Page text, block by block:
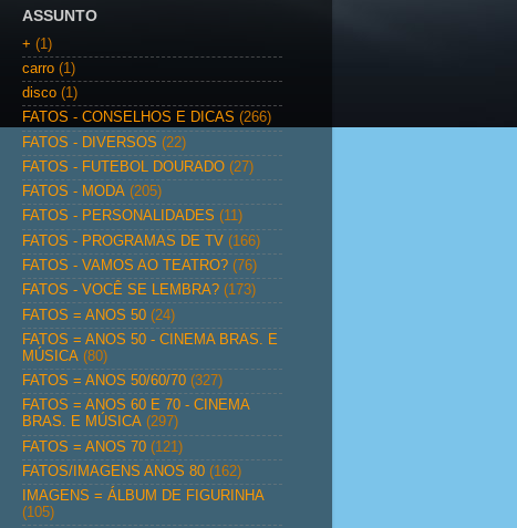
ASSUNTO
+ (1)
carro (1)
disco (1)
FATOS - CONSELHOS E DICAS (266)
FATOS - DIVERSOS (22)
FATOS - FUTEBOL DOURADO (27)
FATOS - MODA (205)
FATOS - PERSONALIDADES (11)
FATOS - PROGRAMAS DE TV (166)
FATOS - VAMOS AO TEATRO? (76)
FATOS - VOCÊ SE LEMBRA? (173)
FATOS = ANOS 50 (24)
FATOS = ANOS 50 - CINEMA BRAS. E
MÚSICA (80)
FATOS = ANOS 50/60/70 (327)
FATOS = ANOS 60 E 70 - CINEMA
BRAS. E MÚSICA (297)
FATOS = ANOS 70 (121)
FATOS/IMAGENS ANOS 80 (162)
IMAGENS = ÁLBUM DE FIGURINHA
(105)